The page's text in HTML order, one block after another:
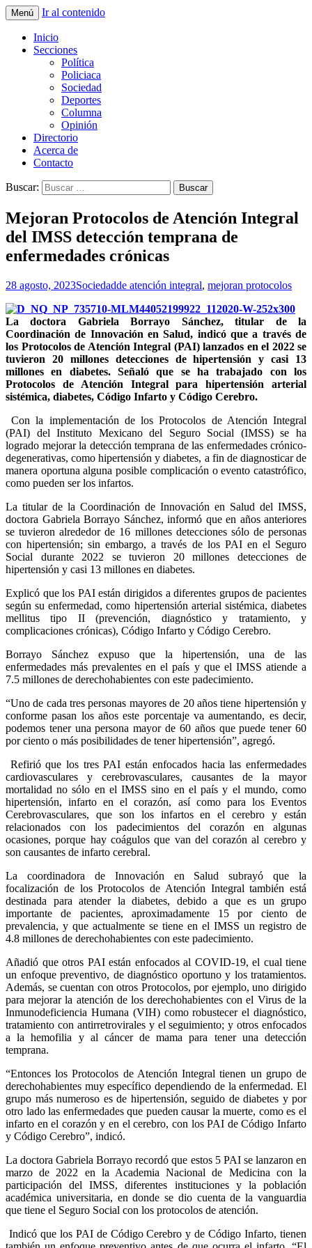
La Yunta de Tepic
Menú Ir al contenido
Inicio
Secciones
Política
Policiaca
Sociedad
Deportes
Columna
Opinión
Directorio
Acerca de
Contacto
Buscar:
Mejoran Protocolos de Atención Integral
del IMSS detección temprana de
enfermedades crónicas
28 agosto, 2023Sociedadde atención integral, mejoran protocolos
La doctora Gabriela Borrayo Sánchez, titular de la
Coordinación de Innovación en Salud, indicó que a través de
los Protocolos de Atención Integral (PAI) lanzados en el 2022 se
tuvieron 20 millones detecciones de hipertensión y casi 13
millones en diabetes. Señaló que se ha trabajado con los
Protocolos de Atención Integral para hipertensión arterial
sistémica, diabetes, Código Infarto y Código Cerebro.
Con la implementación de los Protocolos de Atención Integral
(PAI) del Instituto Mexicano del Seguro Social (IMSS) se ha
logrado mejorar la detección temprana de las enfermedades crónico-
degenerativas, como hipertensión y diabetes, a fin de diagnosticar de
manera oportuna alguna posible complicación o evento catastrófico,
como pueden ser los infartos.
La titular de la Coordinación de Innovación en Salud del IMSS,
doctora Gabriela Borrayo Sánchez, informó que en años anteriores
se tuvieron alrededor de 16 millones detecciones sólo de personas
con hipertensión; sin embargo, a través de los PAI en el Seguro
Social durante 2022 se tuvieron 20 millones detecciones de
hipertensión y casi 13 millones en diabetes.
Explicó que los PAI están dirigidos a diferentes grupos de pacientes
según su enfermedad, como hipertensión arterial sistémica, diabetes
mellitus tipo II (prevención, diagnóstico y tratamiento, y
complicaciones crónicas), Código Infarto y Código Cerebro.
Borrayo Sánchez expuso que la hipertensión, una de las
enfermedades más prevalentes en el país y que el IMSS atiende a
7.5 millones de derechohabientes con este padecimiento.
“Uno de cada tres personas mayores de 20 años tiene hipertensión y
conforme pasan los años este porcentaje va aumentando, es decir,
podemos tener una persona mayor de 60 años que puede tener 60
por ciento o más posibilidades de tener hipertensión”, agregó.
Refirió que los tres PAI están enfocados hacia las enfermedades
cardiovasculares y cerebrovasculares, causantes de la mayor
mortalidad no sólo en el IMSS sino en el país y el mundo, como
hipertensión, infarto en el corazón, así como para los Eventos
Cerebrovasculares, que son los infartos en el cerebro y están
relacionados con los padecimientos del corazón en algunas
ocasiones, porque hay coágulos que van del corazón al cerebro y
son causantes de infarto cerebral.
La coordinadora de Innovación en Salud subrayó que la
focalización de los Protocolos de Atención Integral también está
destinada para atender la diabetes, debido a que es un grupo
importante de pacientes, aproximadamente 15 por ciento de
prevalencia, y que actualmente se tiene en el IMSS un registro de
4.8 millones de derechohabientes con este padecimiento.
Añadió que otros PAI están enfocados al COVID-19, el cual tiene
un enfoque preventivo, de diagnóstico oportuno y los tratamientos.
Además, se cuentan con otros Protocolos, por ejemplo, uno dirigido
para mejorar la atención de los derechohabientes con el Virus de la
Inmunodeficiencia Humana (VIH) como robustecer el diagnóstico,
tratamiento con antirretrovirales y el seguimiento; y otros enfocados
a la hemofilia y al cáncer de mama para tener una detección
temprana.
“Entonces los Protocolos de Atención Integral tienen un grupo de
derechohabientes muy específico dependiendo de la enfermedad. El
grupo más numeroso es de hipertensión, seguido de diabetes y por
otro lado las enfermedades que pueden causar la muerte, como es el
infarto en el corazón y en el cerebro, con los PAI de Código Infarto
y Código Cerebro”, indicó.
La doctora Gabriela Borrayo recordó que estos 5 PAI se lanzaron en
marzo de 2022 en la Academia Nacional de Medicina con la
participación del IMSS, diferentes instituciones y la población
académica universitaria, en donde se dio cuenta de la vanguardia
que tiene el Seguro Social con los protocolos de atención.
Indicó que los PAI de Código Cerebro y de Código Infarto, tienen